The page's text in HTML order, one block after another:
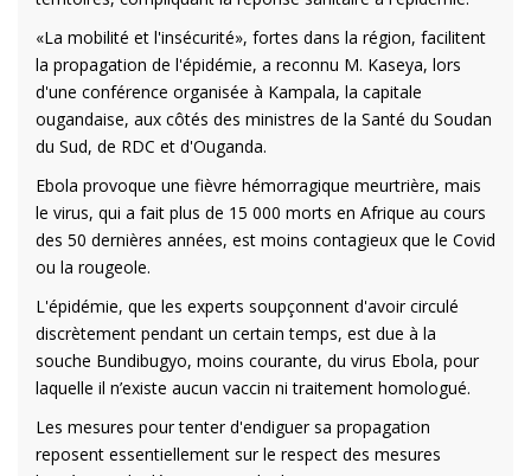
«La mobilité et l'insécurité», fortes dans la région, facilitent
la propagation de l'épidémie, a reconnu M. Kaseya, lors
d'une conférence organisée à Kampala, la capitale
ougandaise, aux côtés des ministres de la Santé du Soudan
du Sud, de RDC et d'Ouganda.
Ebola provoque une fièvre hémorragique meurtrière, mais
le virus, qui a fait plus de 15 000 morts en Afrique au cours
des 50 dernières années, est moins contagieux que le Covid
ou la rougeole.
L'épidémie, que les experts soupçonnent d'avoir circulé
discrètement pendant un certain temps, est due à la
souche Bundibugyo, moins courante, du virus Ebola, pour
laquelle il n’existe aucun vaccin ni traitement homologué.
Les mesures pour tenter d'endiguer sa propagation
reposent essentiellement sur le respect des mesures